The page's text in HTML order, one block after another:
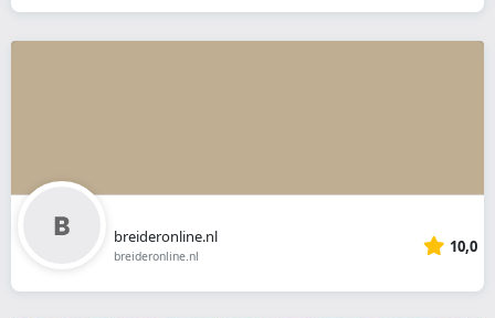
breideronline.nl
breideronline.nl 10,0